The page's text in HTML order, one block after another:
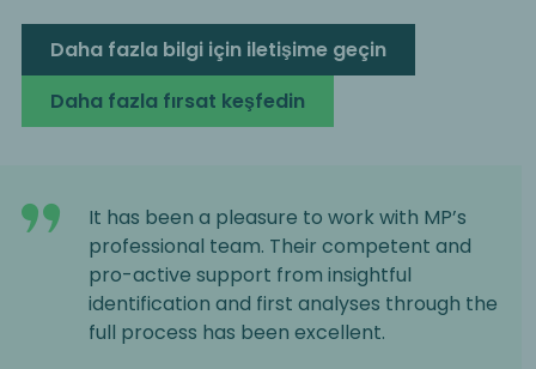
Daha fazla bilgi için iletişime geçin
Daha fazla fırsat keşfedin
It has been a pleasure to work with MP’s
professional team. Their competent and
pro-active support from insightful
identification and first analyses through the
full process has been excellent.